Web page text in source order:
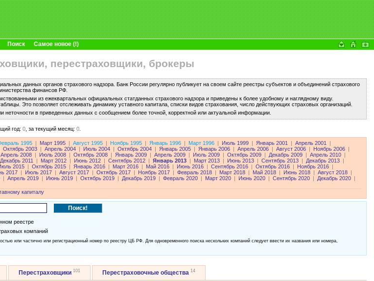
Поиск Самое новое (!)
перестраховщики, брокеры
данных органов страхового надзора. Банк России регулярно публикует на своем сайте реестры субъектов и объединений страхового
финансов РФ.
из ежеквартальных официальных статданных страхового надзора и приведены к более удобному и наглядному виду.
Это позволяет отслеживать динамику уставного капитала, списки видов страхования, число действующих страховых организаций.
неточности в приведенных данных с сообщением более точной, корректной или актуальной информации.
год: 0 за текущий месяц: 0
1995 Март 1995 Август 1995 Ноябрь 1995 Январь 1996 Март 1996 Июль 1999 Январь 2001 Апрель 2001
Октябрь 2003 Апрель 2004 Июль 2004 Октябрь 2004 Январь 2005 Январь 2006 Апрель 2006 Август 2006 Ноябрь 2006
Апрель 2008 Июль 2008 Октябрь 2008 Январь 2009 Апрель 2009 Июль 2009 Октябрь 2009 Декабрь 2009 Апрель 2010
Декабрь 2011 Март 2012 Июнь 2012 Сентябрь 2012 Январь 2013 Март 2013 Июнь 2013 Сентябрь 2013 Декабрь 2013
2015 Октябрь 2015 Январь 2016 Март 2016 Май 2016 Июнь 2016 Сентябрь 2016 Октябрь 2016 Ноябрь 2016
2017 Июль 2017 Август 2017 Октябрь 2017 Ноябрь 2017 Февраль 2018 Март 2018 Май 2018 Июнь 2018 Август 2018
Апрель 2019 Июнь 2019 Октябрь 2019 Декабрь 2019 Февраль 2020 Март 2020 Июнь 2020 Сентябрь 2020 Декабрь 2020
капиталу
реестре
компаний
или частично или регистрационный номер по реестру ЦБ РФ. Для одновременного поиска нескольких компаний следует ввести их названия или номера,
Перестраховщики 101 Перестраховочные общества 14